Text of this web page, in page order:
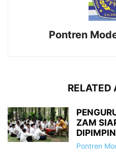
Pontren
RELATED
ZAM
DIPIMPIN
Pontren